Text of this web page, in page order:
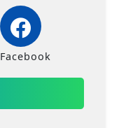
Facebook